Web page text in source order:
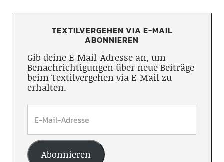
TEXTILVERGEHEN VIA E-MAIL
ABONNIEREN
Gib deine E-Mail-Adresse an, um
Benachrichtigungen über neue Beiträge
beim Textilvergehen via E-Mail zu
erhalten.
Abonnieren